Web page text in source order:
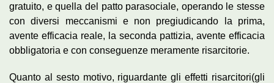
gratuito, e quella del patto parasociale, operando le stesse
con diversi meccanismi e non pregiudicando la prima,
avente efficacia reale, la seconda pattizia, avente efficacia
obbligatoria e con conseguenze meramente risarcitorie.
Quanto al sesto motivo, riguardante gli effetti risarcitori(gli